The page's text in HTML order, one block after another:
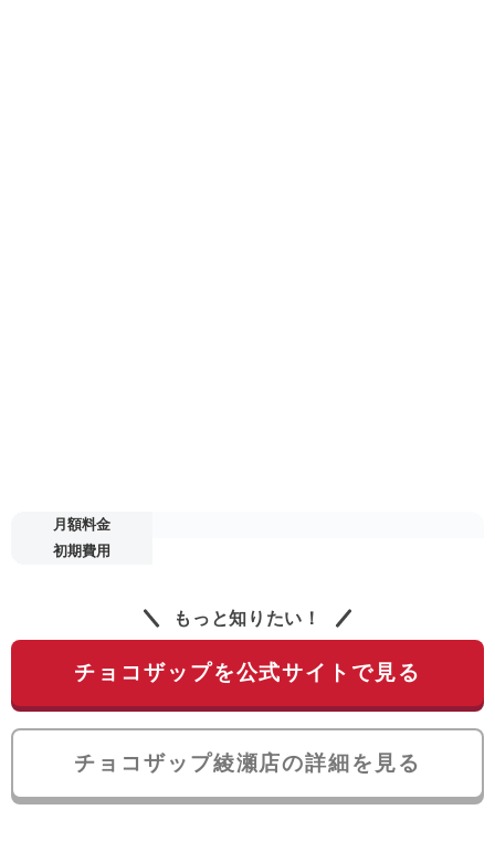
月額料金
初期費用
もっと知りたい！
チョコザップを公式サイトで見る
チョコザップ綾瀬店の詳細を見る